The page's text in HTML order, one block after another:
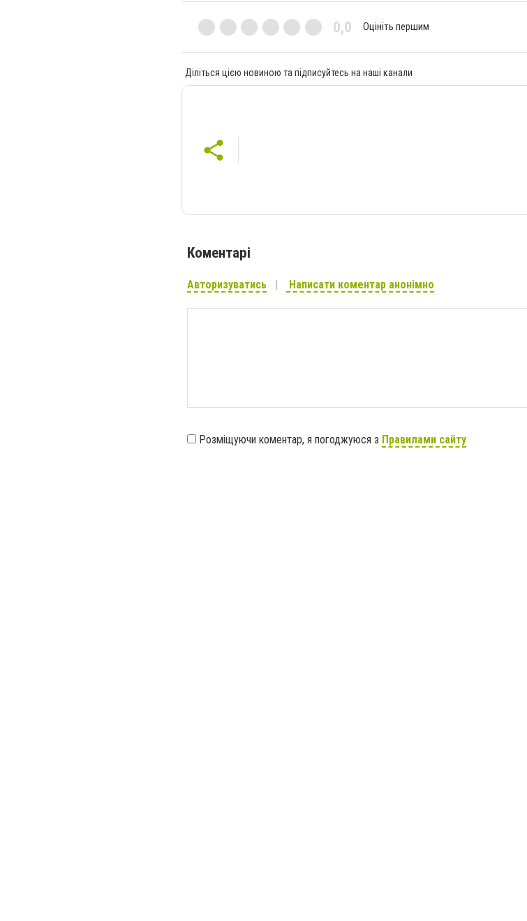
0,0 Оцініть першим
Діліться цією новиною та підписуйтесь на наші канали
Коментарі
Авторизуватись Написати коментар анонімно
Розміщуючи коментар, я погоджуюся з Правилами сайту